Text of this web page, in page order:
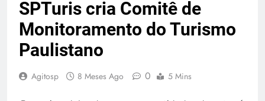
SPTuris cria Comitê de
Monitoramento do Turismo
Paulistano
Agitosp 8 Meses Ago 0 5 Mins